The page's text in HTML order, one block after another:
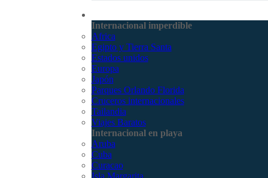
Internacional imperdible
Africa
Egipto y Tierra Santa
Estados unidos
Europa
Japón
Parques Orlando Florida
Cruceros internacionales
Tailandia
Viajes Baratos
Internacional en playa
Aruba
Cuba
Curacao
Isla Margarita